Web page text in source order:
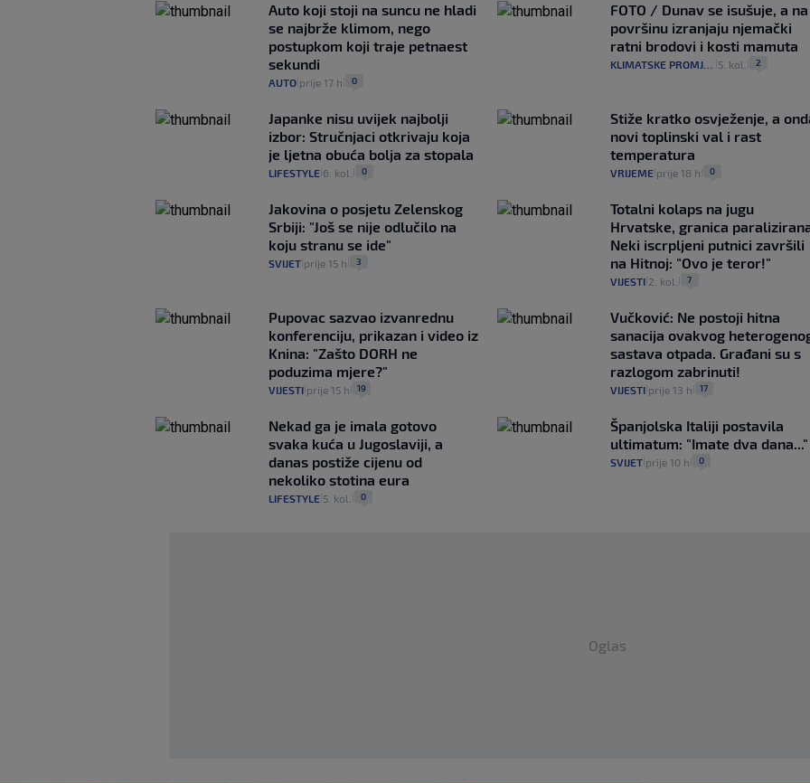
Auto koji stoji na suncu ne hladi
se najbrže klimom, nego
postupkom koji traje petnaest
sekundi
AUTO prije 17 h 0
FOTO / Dunav se isušuje, a na
površinu izranjaju njemački
ratni brodovi i kosti mamuta
KLIMATSKE PROMJENE 5. kol. 2
Japanke nisu uvijek najbolji
izbor: Stručnjaci otkrivaju koja
je ljetna obuća bolja za stopala
LIFESTYLE 6. kol. 0
Stiže kratko osvježenje, a
novi toplinski val i rast
temperatura
VRIJEME| prije 18 h 0
Jakovina o posjetu Zelenskog
Srbiji: "Još se nije odlučilo na
koju stranu se ide"
SVIJET prije 15 h 3
Totalni kolaps na jugu
Hrvatske, granica
Neki iscrpljeni putnici završili
na Hitnoj: "Ovo je teror!"
VIJESTI| 2. kol. 7
Pupovac sazvao izvanrednu
konferenciju, prikazan i video iz
Knina: "Zašto DORH ne
poduzima mjere?"
VIJESTI prije 15 h 19
Vučković: Ne postoji hitna
sanacija ovakvog
sastava otpada. Građani su s
razlogom zabrinuti!
VIJESTI| prije 13 h 17
Nekad ga je imala gotovo
svaka kuća u Jugoslaviji, a
danas postiže cijenu od
nekoliko stotina eura
LIFESTYLE 5. kol. 0
Španjolska Italiji postavila
ultimatum: "Imate dva dana..."
SVIJET| prije 10 h 0
Oglas